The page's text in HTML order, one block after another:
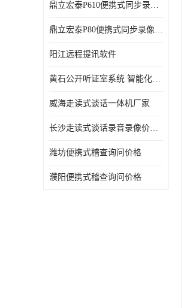
鼎立宏泰P610便携式同步录像设备支持双光驱加硬盘同步实时刻录哈希值加密画面合成远程指挥电子笔录温湿度音视频采集视频显示等功能于一体的移动办案终端
鼎立宏泰P80便携式同步录像设备支持双光驱加硬盘同步实时刻录哈希值加密画面合成远程指挥电子笔录温湿度音视频采集视频显示等功能于一体的移动办案终端
阳江远程提讯软件
黄石公开听证室系统 智能化水平
威海走读式谈话一体机厂家
长沙走读式谈话录音录像价格 高清录屏模式
潍坊便携式稽查询问价格
濮阳便携式稽查询问价格